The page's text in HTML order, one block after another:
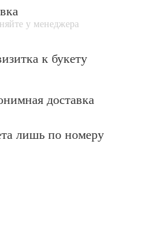
у менеджера
к букету
доставка
лишь по номеру